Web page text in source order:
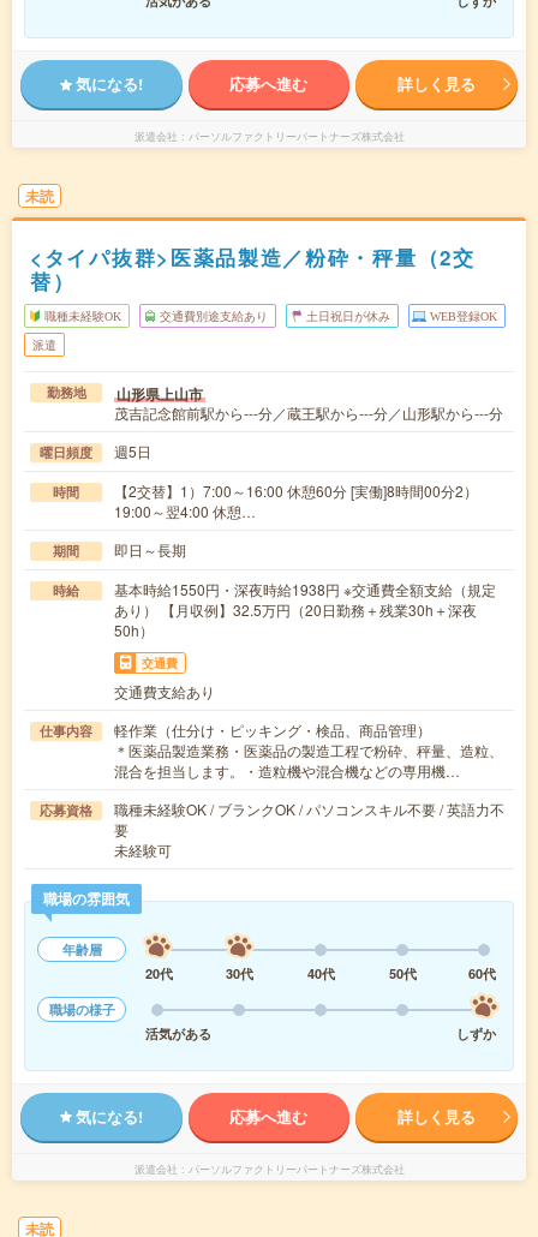
気になる! 応募へ進む 詳しく見る
派遣会社 パーソルファクトリーパートナーズ株式会社
未読
<タイパ抜群>医薬品製造／粉砕・秤量（2交
替）
職種未経験OK 交通費別途支給あり 土日祝日が休み WEB登録OK
派遣
勤務地 山形県上山市
茂吉記念館前駅から---分／蔵王駅から---分／山形駅から---分
曜日頻度 週5日
時間
【2交替】1）7:00～16:00 休憩60分 [実働]8時間00分2）
19:00～翌4:00 休憩…
期間 即日～長期
時給
基本時給1550円・深夜時給1938円 ※交通費全額支給（規定
あり） 【月収例】32.5万円（20日勤務＋残業30h＋深夜
50h）
交通費
交通費支給あり
仕事内容
軽作業（仕分け・ピッキング・検品、商品管理）
＊医薬品製造業務・医薬品の製造工程で粉砕、秤量、造粒、
混合を担当します。・造粒機や混合機などの専用機…
応募資格
職種未経験OK / ブランクOK / パソコンスキル不要 / 英語力不
要
未経験可
職場の雰囲気
年齢層
20代
30代 40代 50代
60代
職場の様子
活気がある
しずか
気になる! 応募へ進む 詳しく見る
派遣会社 パーソルファクトリーパートナーズ株式会社
未読